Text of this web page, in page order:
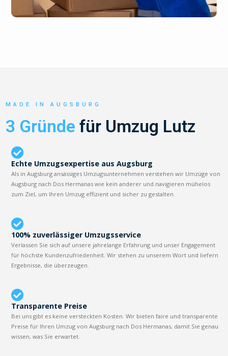
MADE IN AUGSBURG
3 Gründe für Umzug Lutz
Echte Umzugsexpertise aus Augsburg
Als in Augsburg ansässiges Umzugsunternehmen verstehen wir Umzüge von
Augsburg nach Dos Hermanas wie kein anderer und navigieren mühelos
zum Ziel, um Ihren Umzug effizient und sicher zu gestalten.
100% zuverlässiger Umzugsservice
Verlassen Sie sich auf unsere jahrelange Erfahrung und unser Engagement
für höchste Kundenzufriedenheit. Wir stehen zu unserem Wort und liefern
Ergebnisse, die überzeugen.
Transparente Preise
Bei uns gibt es keine versteckten Kosten. Wir bieten faire und transparente
Preise für Ihren Umzug von Augsburg nach Dos Hermanas, damit Sie genau
wissen, was Sie erwartet.